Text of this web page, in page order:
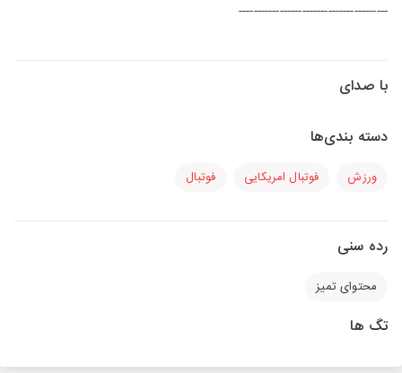
----------------------------------------
با صدای
دسته بندی‌ها
ورزش فوتبال امریکایی فوتبال
رده سنی
محتوای تمیز
تگ ها